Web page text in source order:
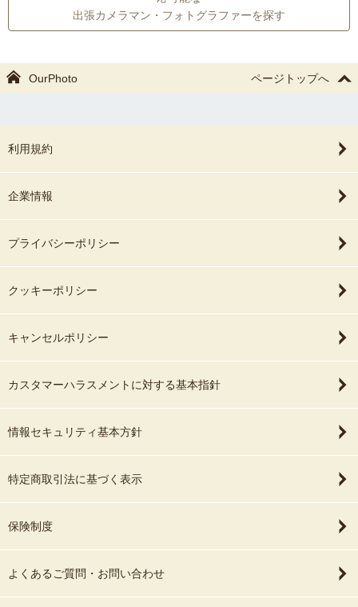
出張カメラマン・フォトグラファーを探す
OurPhoto ページトップへ
利用規約
企業情報
プライバシーポリシー
クッキーポリシー
キャンセルポリシー
カスタマーハラスメントに対する基本指針
情報セキュリティ基本方針
特定商取引法に基づく表示
保険制度
よくあるご質問・お問い合わせ